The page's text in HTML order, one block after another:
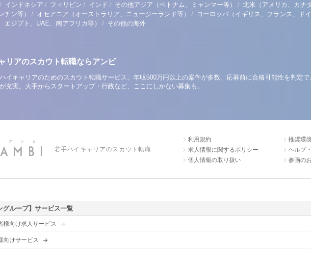
/ インドネシア / フィリピン / インド / その他アジア（ベトナム、ミャンマー等） / 北米（アメリカ、カナ
チン等）
/ オセアニア（オーストラリア、ニュージーランド等） / ヨーロッパ（イギリス、フランス、ド
エジプト、UAE、南アフリカ等）
/ その他の海外
リアのスカウト転職ならアンビ
イキャリアのためのスカウト転職サービス。年収500万円以上の案件が多数。応募前に合格可能性を判定
充実。大手からスタートアップ・行政など、ここにしかない募集も。
若手ハイキャリアのスカウト転職
利用規約
求人情報に関するポリシー
個人情報の取り扱い
推奨環
ヘルプ
参画の
グループ】サービス一覧
様向け求人サービス
向けサービス